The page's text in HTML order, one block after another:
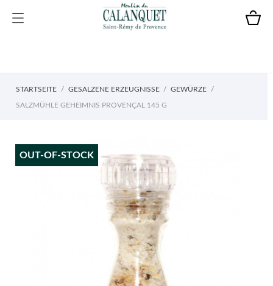
STARTSEITE GESALZENE ERZEUGNISSE GEWÜRZE
SALZMÜHLE GEHEIMNIS PROVENÇAL 145 G
OUT-OF-STOCK